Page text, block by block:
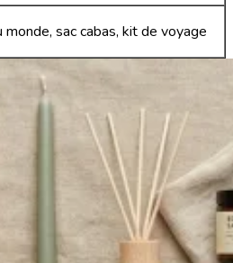
monde, sac cabas, kit de voyage